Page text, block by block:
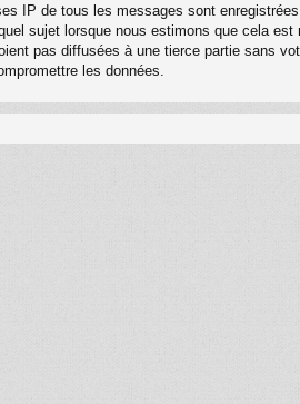
IP de tous les messages sont
sujet lorsque nous estimons que cela
pas diffusées à une tierce partie sans
les données.